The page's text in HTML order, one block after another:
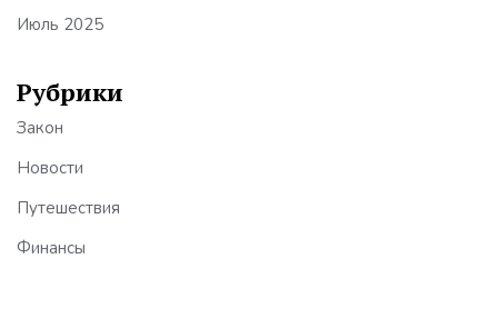
Июль 2025
Рубрики
Закон
Новости
Путешествия
Финансы